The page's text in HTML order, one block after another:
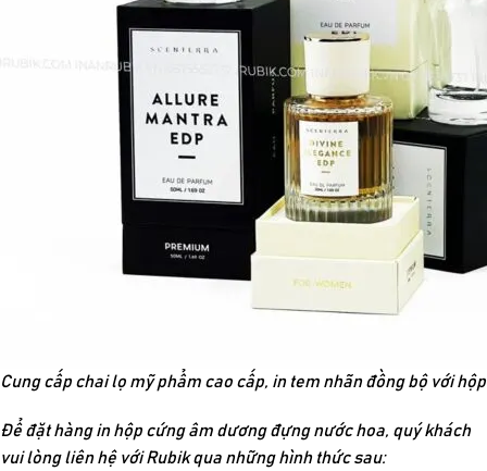
Cung cấp chai lọ mỹ phẩm cao cấp, in tem nhãn đồng bộ với
Để đặt hàng in hộp cứng âm dương đựng nước hoa, quý khách
vui lòng liên hệ với Rubik qua những hình thức sau: